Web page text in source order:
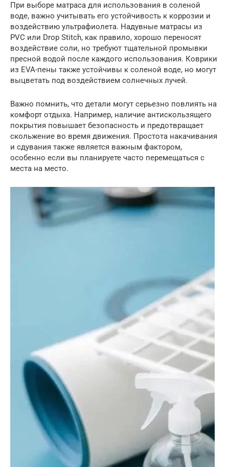
При выборе матраса для использования в соленой
воде, важно учитывать его устойчивость к коррозии и
воздействию ультрафиолета. Надувные матрасы из
PVC или Drop Stitch, как правило, хорошо переносят
воздействие соли, но требуют тщательной промывки
пресной водой после каждого использования. Коврики
из EVA-пены также устойчивы к соленой воде, но могут
выцветать под воздействием солнечных лучей.
Важно помнить, что детали могут серьезно повлиять на
комфорт отдыха. Например, наличие антискользящего
покрытия повышает безопасность и предотвращает
скольжение во время движения. Простота накачивания
и сдувания также является важным фактором,
особенно если вы планируете часто перемещаться с
места на место.